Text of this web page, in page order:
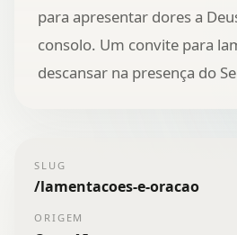
para apresentar dores a
consolo. Um convite para
descansar na presença do
SLUG
/lamentacoes-e-oracao
ORIGEM